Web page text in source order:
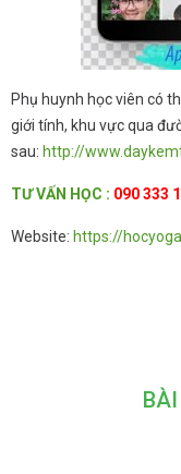
Phụ huynh học viên có
giới tính, khu vực qua
sau: http://
TƯVẤN HỌC : 090 333
Website: https://